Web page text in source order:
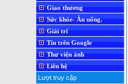
Giao thương
Sức khỏe- Ăn uống.
Giải trí
Tin trên Google
Thư viện ảnh
Liên hệ
Lượt truy cập